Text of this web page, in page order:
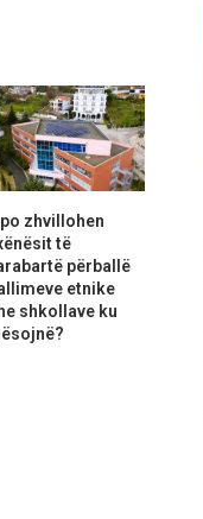
zhvillohen
të
përballë
etnike
shkollave ku